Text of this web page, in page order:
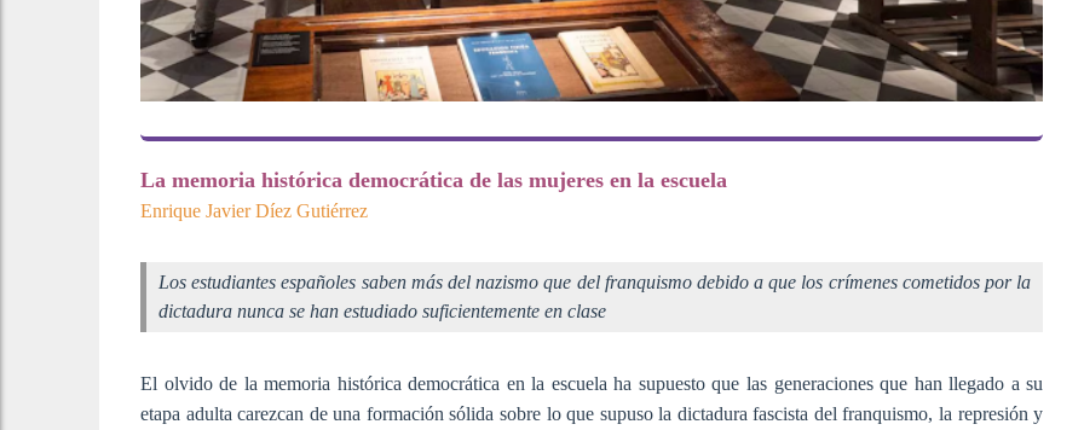
La memoria histórica democrática de las mujeres en la escuela
Enrique Javier Díez Gutiérrez
Los estudiantes españoles saben más del nazismo que del franquismo debido a que los crímenes cometidos por la
dictadura nunca se han estudiado suficientemente en clase
El olvido de la memoria histórica democrática en la escuela ha supuesto que las generaciones que han llegado a su
etapa adulta carezcan de una formación sólida sobre lo que supuso la dictadura fascista del franquismo, la represión y